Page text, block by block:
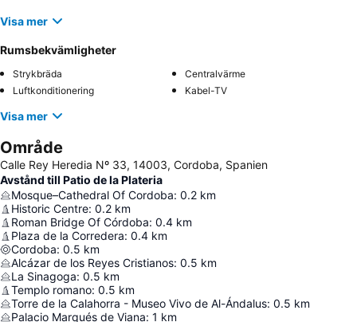
Visa mer
Rumsbekvämligheter
Strykbräda
Centralvärme
Luftkonditionering
Kabel-TV
Visa mer
Område
Calle Rey Heredia Nº 33, 14003, Cordoba, Spanien
Avstånd till Patio de la Plateria
Mosque–Cathedral Of Cordoba: 0.2 km
Historic Centre: 0.2 km
Roman Bridge Of Córdoba: 0.4 km
Plaza de la Corredera: 0.4 km
Cordoba: 0.5 km
Alcázar de los Reyes Cristianos: 0.5 km
La Sinagoga: 0.5 km
Templo romano: 0.5 km
Torre de la Calahorra - Museo Vivo de Al-Ándalus: 0.5 km
Palacio Marqués de Viana: 1 km